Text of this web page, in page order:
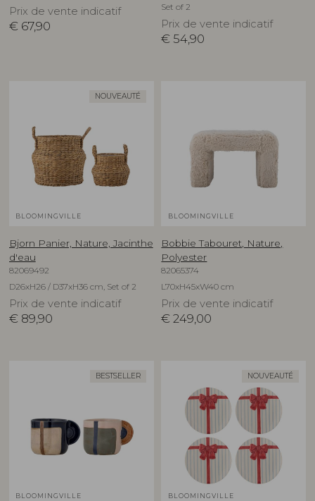
Prix de vente indicatif
€ 67,90
Set of 2
Prix de vente indicatif
€ 54,90
NOUVEAUTÉ
BLOOMINGVILLE
Bjorn Panier, Nature, Jacinthe
d'eau
82069492
D26xH26 / D37xH36 cm, Set of 2
Prix de vente indicatif
€ 89,90
BLOOMINGVILLE
Bobbie Tabouret, Nature,
Polyester
82065374
L70xH45xW40 cm
Prix de vente indicatif
€ 249,00
BESTSELLER
BLOOMINGVILLE
NOUVEAUTÉ
BLOOMINGVILLE